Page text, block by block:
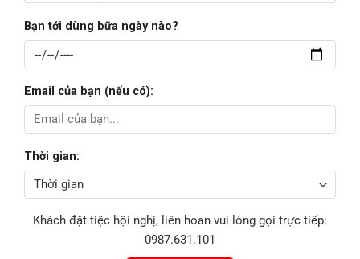
Bạn tới dùng bữa ngày nào?
Email của bạn (nếu có):
Thời gian:
Khách đặt tiệc hội nghị, liên hoan vui lòng gọi trực tiếp:
0987.631.101